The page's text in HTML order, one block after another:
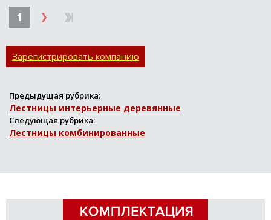
1
Зарегистрировать компанию
Предыдущая рубрика:
Лестницы интерьерные деревянные
Следующая рубрика:
Лестницы комбинированные